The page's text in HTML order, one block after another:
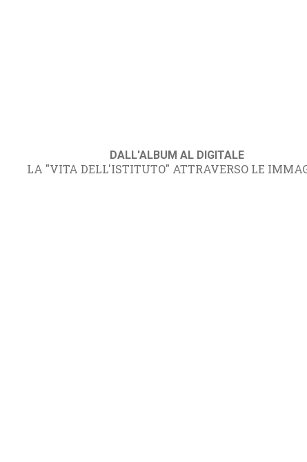
DALL'ALBUM AL DIGITALE
LA "VITA DELL'ISTITUTO" ATTRAVERSO LE